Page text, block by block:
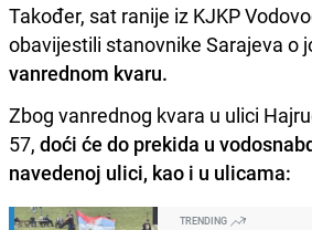
Također, sat ranije iz KJKP
obavijestili stanovnike Sarajeva o
vanrednom kvaru.
Zbog vanrednog kvara u ulici
57, doći će do prekida u
navedenoj ulici, kao i u ulicama:
TRENDING